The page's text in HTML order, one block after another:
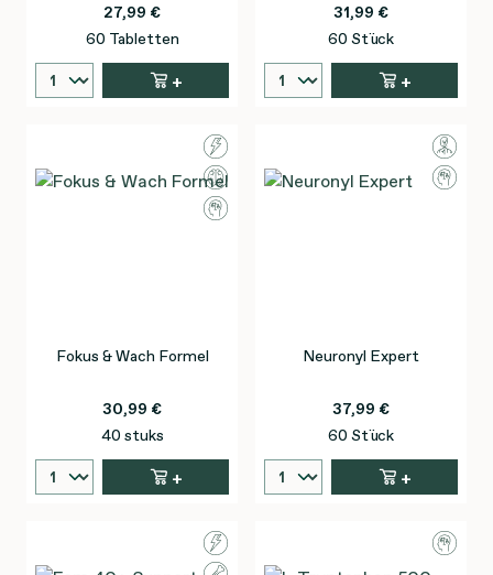
27,99 €
60 Tabletten
+
31,99 €
60 Stück
+
Fokus & Wach Formel
30,99 €
40 stuks
+
Neuronyl Expert
37,99 €
60 Stück
+